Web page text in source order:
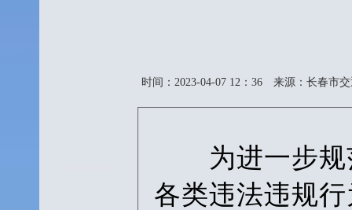
时间：2023-04-07 12：36 来源：长春市
为进一步规
各类违法违规